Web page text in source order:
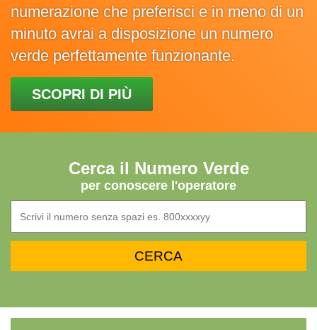
numerazione che preferisci e in meno di un
minuto avrai a disposizione un numero
verde perfettamente funzionante.
SCOPRI DI PIÙ
Cerca il Numero Verde
per conoscere l'operatore